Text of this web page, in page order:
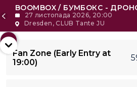
BOOMBOX / БУМБОКС -
27 листопада 2026, 20:00
Dresden, CLUB Tante JU
+2
Fan Zone (Early Entry at
19:00)